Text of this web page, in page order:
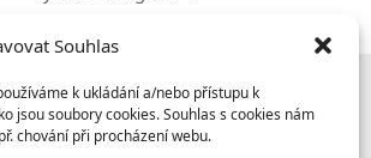
Souhlas
k ukládání a/nebo přístupu k
jsou soubory cookies. Souhlas s cookies nám
chování při procházení webu.